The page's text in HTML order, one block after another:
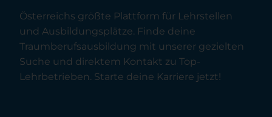
Österreichs größte Plattform für Lehrstellen
und Ausbildungsplätze. Finde deine
Traumberufsausbildung mit unserer gezielten
Suche und direktem Kontakt zu Top-
Lehrbetrieben. Starte deine Karriere jetzt!